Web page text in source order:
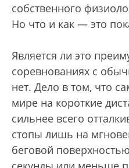
собственного
Но что и как — это
Является ли это
соревнованиях с
нет. Дело в том, что
мире на короткие
сильнее всего
стопы лишь на
беговой